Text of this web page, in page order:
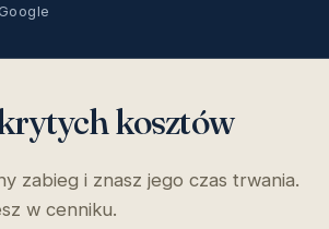
kosztów
zabieg i znasz jego czas trwania.
w cenniku.